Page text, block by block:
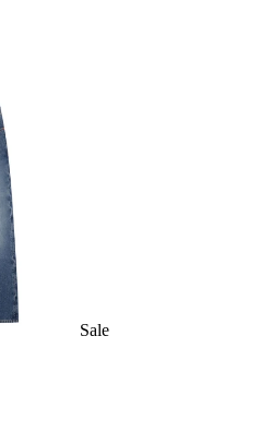
Sale